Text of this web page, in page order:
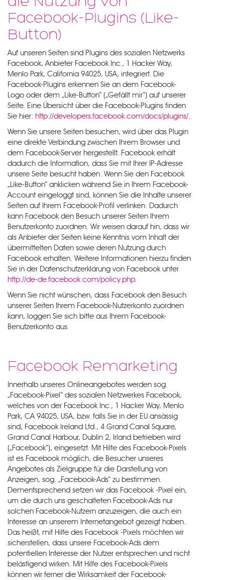
Facebook-Plugins (Like-
Button)
Auf unseren Seiten sind Plugins des sozialen Netzwerks
Facebook, Anbieter Facebook Inc., 1 Hacker Way,
Menlo Park, California 94025, USA, integriert. Die
Facebook-Plugins erkennen Sie an dem Facebook-
Logo oder dem „Like-Button“ („Gefällt mir“) auf unserer
Seite. Eine Übersicht über die Facebook-Plugins finden
Sie hier: http://developers.facebook.com/docs/plugins/.
Wenn Sie unsere Seiten besuchen, wird über das Plugin
eine direkte Verbindung zwischen Ihrem Browser und
dem Facebook-Server hergestellt. Facebook erhält
dadurch die Information, dass Sie mit Ihrer IP-Adresse
unsere Seite besucht haben. Wenn Sie den Facebook
„Like-Button“ anklicken während Sie in Ihrem Facebook-
Account eingeloggt sind, können Sie die Inhalte unserer
Seiten auf Ihrem Facebook-Profil verlinken. Dadurch
kann Facebook den Besuch unserer Seiten Ihrem
Benutzerkonto zuordnen. Wir weisen darauf hin, dass wir
als Anbieter der Seiten keine Kenntnis vom Inhalt der
übermittelten Daten sowie deren Nutzung durch
Facebook erhalten. Weitere Informationen hierzu finden
Sie in der Datenschutzerklärung von Facebook unter
http://de-de.facebook.com/policy.php.
Wenn Sie nicht wünschen, dass Facebook den Besuch
unserer Seiten Ihrem Facebook-Nutzerkonto zuordnen
kann, loggen Sie sich bitte aus Ihrem Facebook-
Benutzerkonto aus.
Facebook Remarketing
Innerhalb unseres Onlineangebotes werden sog.
„Facebook-Pixel“ des sozialen Netzwerkes Facebook,
welches von der Facebook Inc., 1 Hacker Way, Menlo
Park, CA 94025, USA, bzw. falls Sie in der EU ansässig
sind, Facebook Ireland Ltd., 4 Grand Canal Square,
Grand Canal Harbour, Dublin 2, Irland betrieben wird
(„Facebook“), eingesetzt. Mit Hilfe des Facebook-Pixels
ist es Facebook möglich, die Besucher unseres
Angebotes als Zielgruppe für die Darstellung von
Anzeigen, sog. „Facebook-Ads“ zu bestimmen.
Dementsprechend setzen wir das Facebook -Pixel ein,
um die durch uns geschalteten Facebook-Ads nur
solchen Facebook-Nutzern anzuzeigen, die auch ein
Interesse an unserem Internetangebot gezeigt haben.
Das heißt, mit Hilfe des Facebook -Pixels möchten wir
sicherstellen, dass unsere Facebook-Ads dem
potentiellen Interesse der Nutzer entsprechen und nicht
belästigend wirken. Mit Hilfe des Facebook-Pixels
können wir ferner die Wirksamkeit der Facebook-